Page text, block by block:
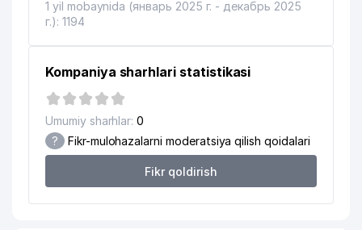
20 VENKON GROUP MChJ
21 TOSHAFUS QK MChJ
22 PLATINUM-GOLD STAR MChJ
TA'LIM MUASSASASI
GOLDEN STEPPES TRAVEL AND
1 yil mobaynida (январь 2025 г. - декабрь 2025
г.): 1194
Kompaniya sharhlari statistikasi
Umumiy sharhlar: 0
? Fikr-mulohazalarni moderatsiya qilish qoidalari
Fikr qoldirish